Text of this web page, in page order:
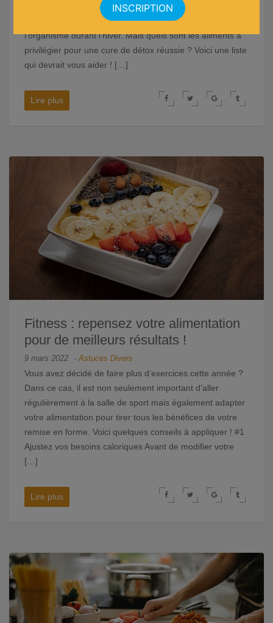
donner un coup de pouce aux organes émonctoires et les
aider à éliminer les toxines qui se sont accumulées dans
l’organisme durant l’hiver. Mais quels sont les aliments à
privilégier pour une cure de détox réussie ? Voici une liste
qui devrait vous aider ! […]
Lire plus
Fitness : repensez votre alimentation
pour de meilleurs résultats !
9 mars 2022 -Astuces Divers
Vous avez décidé de faire plus d’exercices cette année ?
Dans ce cas, il est non seulement important d’aller
régulièrement à la salle de sport mais également adapter
votre alimentation pour tirer tous les bénéfices de votre
remise en forme. Voici quelques conseils à appliquer ! #1
Ajustez vos besoins caloriques Avant de modifier votre
[…]
Lire plus